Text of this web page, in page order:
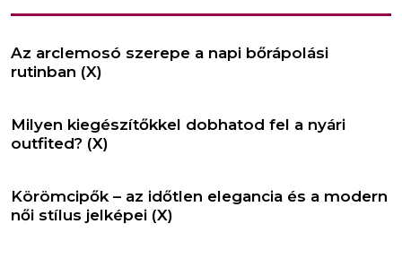
Az arclemosó szerepe a napi bőrápolási
rutinban (X)
Milyen kiegészítőkkel dobhatod fel a nyári
outfited? (X)
Körömcipők – az időtlen elegancia és a modern
női stílus jelképei (X)